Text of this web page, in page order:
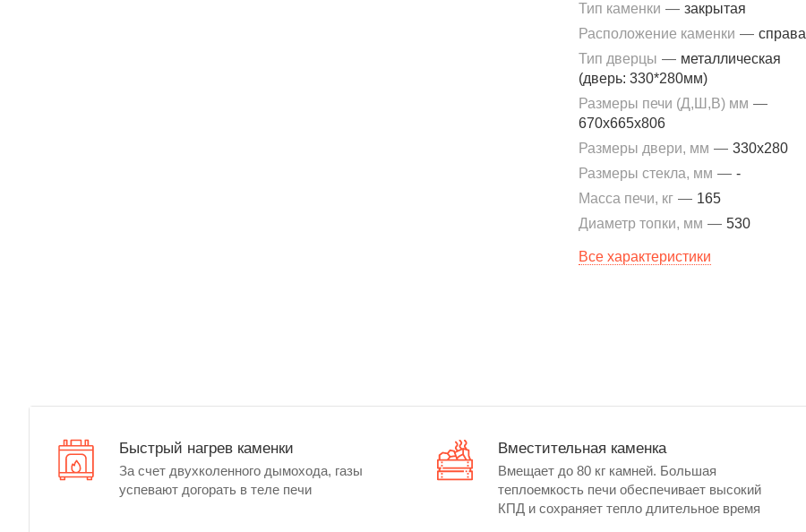
Тип каменки — закрытая
Расположение каменки — справа
Тип дверцы — металлическая
(дверь: 330*280мм)
Размеры печи (Д,Ш,В) мм —
670x665x806
Размеры двери, мм — 330x280
Размеры стекла, мм — -
Масса печи, кг — 165
Диаметр топки, мм — 530
Все характеристики
Быстрый нагрев каменки
За счет двухколенного дымохода, газы
успевают догорать в теле печи
Вместительная каменка
Вмещает до 80 кг камней. Большая
теплоемкость печи обеспечивает высокий
КПД и сохраняет тепло длительное время